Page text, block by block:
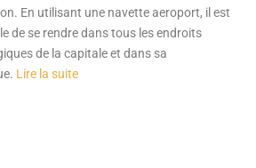
En utilisant une navette aeroport, il est
de se rendre dans tous les endroits
de la capitale et dans sa
Lire la suite